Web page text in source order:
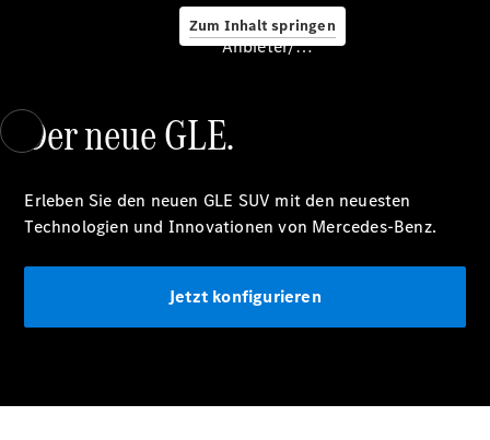
Zum Inhalt springen
Service &
Servicetermin
buchen
Digitale
Extras
Anbieter/Datenschutz
Der neue GLE.
Erleben Sie den neuen GLE SUV mit den neuesten
Technologien und Innovationen von Mercedes-Benz.
Jetzt konfigurieren